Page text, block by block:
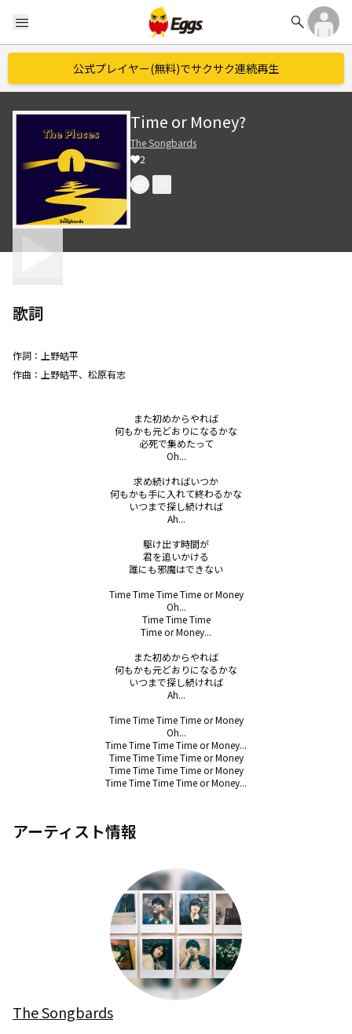
menu search
公式プレイヤー(無料)でサクサク連続再生
Time or Money?
The Songbards
2
歌詞
作詞： 上野皓平
作曲： 上野皓平、松原有志
また初めからやれば
何もかも元どおりになるかな
必死で集めたって
Oh...
求め続ければいつか
何もかも手に入れて終わるかな
いつまで探し続ければ
Ah...
駆け出す時間が
君を追いかける
誰にも邪魔はできない
Time Time Time Time or Money
Oh...
Time Time Time
Time or Money...
また初めからやれば
何もかも元どおりになるかな
いつまで探し続ければ
Ah...
Time Time Time Time or Money
Oh...
Time Time Time Time or Money...
Time Time Time Time or Money
Time Time Time Time or Money
Time Time Time Time or Money...
アーティスト情報
The Songbards